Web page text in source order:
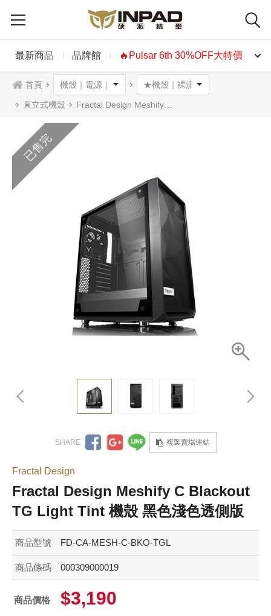
最新商品 品牌館 🔥Pulsar 6th 30%OFF大特價🔥
首頁
直立式機殼 Fractal Design Meshify C Blackout TG Light Tint 機殼 黑色淺色透側版
已售完
複製賣場連結
Fractal Design
Fractal Design Meshify C Blackout
TG Light Tint 機殼 黑色淺色透側版
商品型號 FD-CA-MESH-C-BKO-TGL
商品條碼 000309000019
商品價格 $3,190